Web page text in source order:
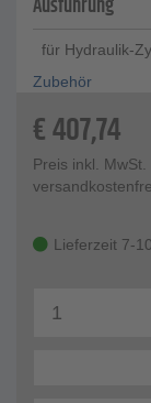
Ausführung
für Hydraulik-
Zubehör
€407,74
Preis inkl. MwSt.
Lieferzeit 7-